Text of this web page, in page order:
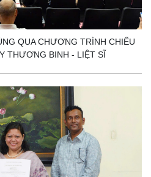
QUA CHƯƠNG TRÌNH CHIẾU
THƯƠNG BINH - LIỆT SĨ